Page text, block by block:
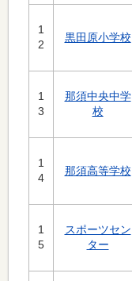
1
2
黒田原小学校
1
3
那須中央中学
校
1
4
那須高等学校
1
5
スポーツセン
ター